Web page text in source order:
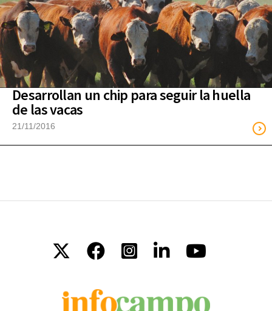
Desarrollan un chip para seguir la huella
de las vacas
21/11/2016